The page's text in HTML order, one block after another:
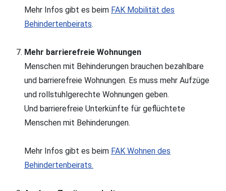
Mehr Infos gibt es beim FAK Mobilität des
Behindertenbeirats.
Mehr barrierefreie Wohnungen
Menschen mit Behinderungen brauchen bezahlbare
und barrierefreie Wohnungen. Es muss mehr Aufzüge
und rollstuhlgerechte Wohnungen geben.
Und barrierefreie Unterkünfte für geflüchtete
Menschen mit Behinderungen.
Mehr Infos gibt es beim FAK Wohnen des
Behindertenbeirats.